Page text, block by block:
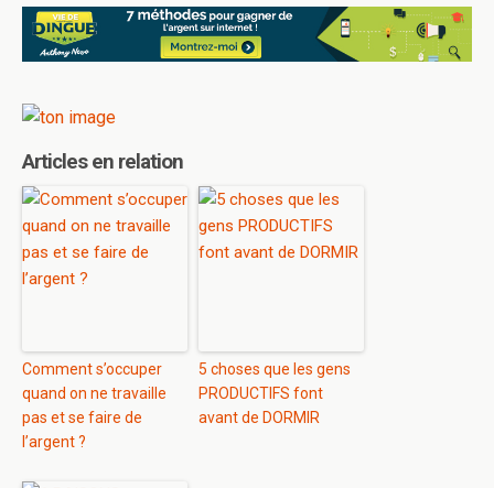
Articles en relation
Comment s’occuper
quand on ne travaille
pas et se faire de
l’argent ?
5 choses que les gens
PRODUCTIFS font
avant de DORMIR